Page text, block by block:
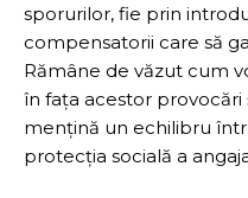
sporurilor, fie prin
compensatorii care să
Rămâne de văzut cum
în fața acestor provocări
mențină un echilibru
protecția socială a